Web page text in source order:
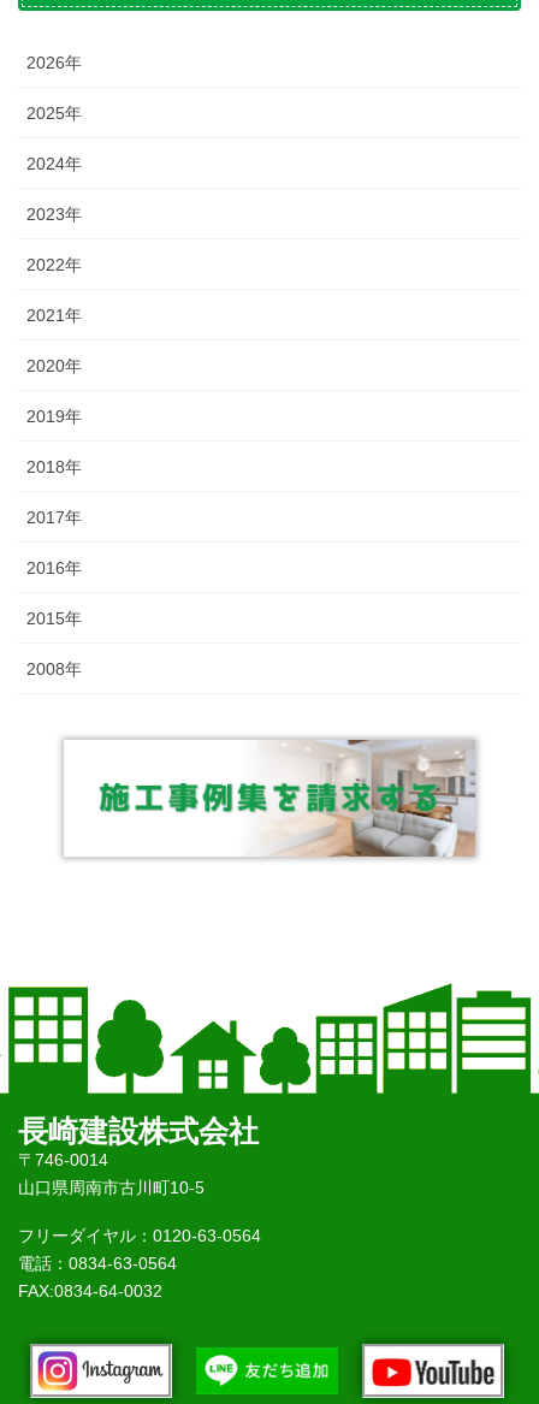
2026年
2025年
2024年
2023年
2022年
2021年
2020年
2019年
2018年
2017年
2016年
2015年
2008年
長崎建設株式会社
〒746-0014
山口県周南市古川町10-5
フリーダイヤル：0120-63-0564
電話：0834-63-0564
FAX:0834-64-0032